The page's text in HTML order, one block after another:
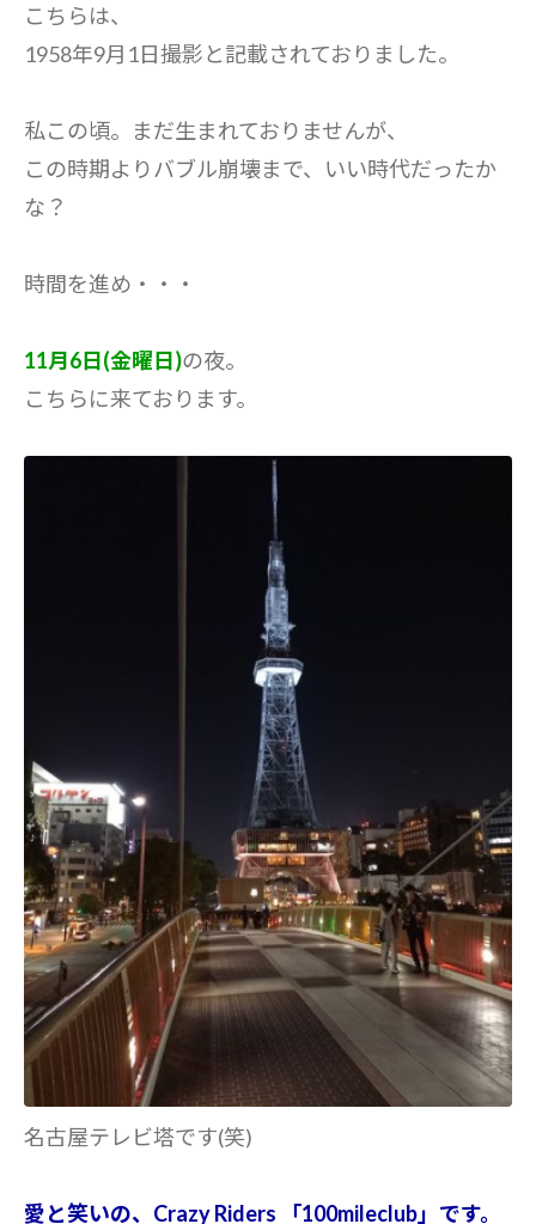
こちらは、
1958年9月1日撮影と記載されておりました。
私この頃。まだ生まれておりませんが、
この時期よりバブル崩壊まで、いい時代だったか
な？
時間を進め・・・
11月6日(金曜日)の夜。
こちらに来ております。
名古屋テレビ塔です(笑)
愛と笑いの、Crazy Riders 「100mileclub」です。